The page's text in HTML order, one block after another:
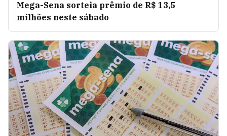
Mega-Sena sorteia prêmio de R$ 13,5
milhões neste sábado